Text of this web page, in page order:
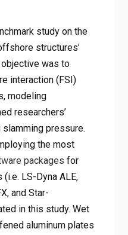
study on the
structures’
was to
interaction (FSI)
modeling
researchers’
pressure.
the most
packages for
LS-Dyna ALE,
and Star-
in this study. Wet
aluminum plates